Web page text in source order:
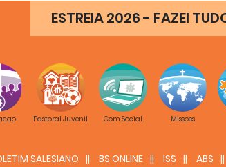
ESTREIA 2026 - FAZEI
Pastoral Juvenil Com Social Missoes
SALESIANO BS ONLINE ISS ABS